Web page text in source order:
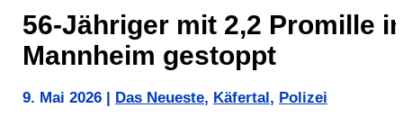
56-Jähriger mit 2,2 Promille
Mannheim gestoppt
9. Mai 2026 Das Neueste, Käfertal , Polizei